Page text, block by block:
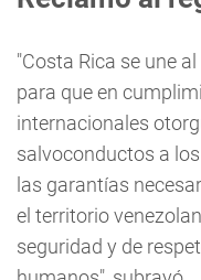
"Costa Rica se une
para que en
internacionales
salvoconductos a
las garantías
el territorio
seguridad y de